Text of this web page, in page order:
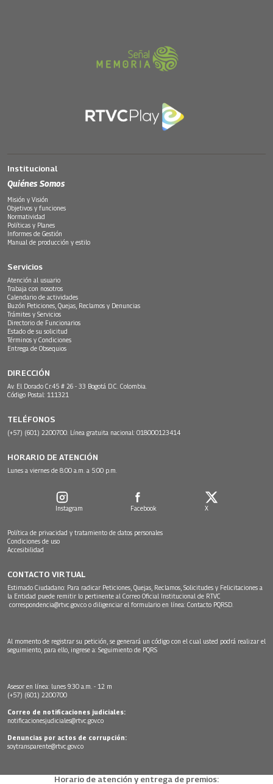
Institucional
Quiénes Somos
Misión y Visión
Objetivos y funciones
Normatividad
Políticas y Planes
Informes de Gestión
Manual de producción y estilo
Servicios
Atención al usuario
Trabaja con nosotros
Calendario de actividades
Buzón Peticiones, Quejas, Reclamos y Denuncias
Trámites y Servicios
Directorio de Funcionarios
Estado de su solicitud
Términos y Condiciones
Entrega de Obsequios
DIRECCIÓN
Av. El Dorado Cr.45 # 26 - 33 Bogotá D.C. Colombia.
Código Postal: 111321
TELÉFONOS
(+57) (601) 2200700. Línea gratuita nacional: 018000123414
HORARIO DE ATENCIÓN
Lunes a viernes de 8:00 a.m. a 5:00 p.m.
Instagram Facebook X
Política de privacidad y tratamiento de datos personales
Condiciones de uso
Accesibilidad
CONTACTO VIRTUAL
Estimado Ciudadano: Para radicar Peticiones, Quejas, Reclamos, Solicitudes y Felicitaciones a
la Entidad puede remitir lo pertinente al Correo Oficial Institucional de RTVC
correspondencia@rtvc.gov.co o diligenciar el formulario en línea: Contacto PQRSD.
Al momento de registrar su petición, se generará un código con el cual usted podrá realizar el
seguimiento, para ello, ingrese a: Seguimiento de PQRS
Asesor en línea: lunes 9:30 a.m. - 12 m
(+57) (601) 2200700
Correo de notificaciones judiciales:
notificacionesjudiciales@rtvc.gov.co
Denuncias por actos de corrupción:
soytransparente@rtvc.gov.co
Horario de atención y entrega de premios: